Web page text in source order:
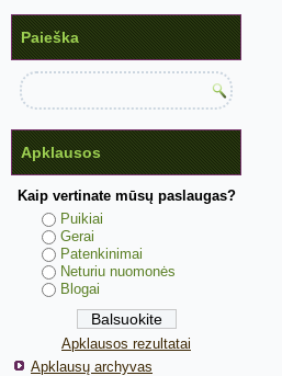
Paieška
Apklausos
Kaip vertinate mūsų paslaugas?
Puikiai
Gerai
Patenkinimai
Neturiu nuomonės
Blogai
Apklausos rezultatai
Apklausų archyvas